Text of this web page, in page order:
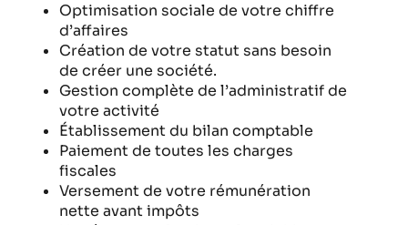
Optimisation sociale de votre chiffre
d’affaires
Création de votre statut sans besoin
de créer une société.
Gestion complète de l’administratif de
votre activité
Établissement du bilan comptable
Paiement de toutes les charges
fiscales
Versement de votre rémunération
nette avant impôts